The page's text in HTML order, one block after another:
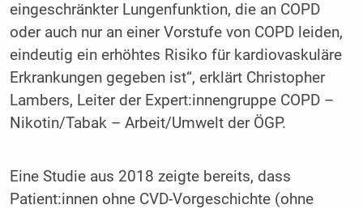
eingeschränkter Lungenfunktion, die an COPD
oder auch nur an einer Vorstufe von COPD leiden,
eindeutig ein erhöhtes Risiko für kardiovaskuläre
Erkrankungen gegeben ist“, erklärt Christopher
Lambers, Leiter der Expert:innengruppe COPD –
Nikotin/Tabak – Arbeit/Umwelt der ÖGP.
Eine Studie aus 2018 zeigte bereits, dass
Patient:innen ohne CVD-Vorgeschichte (ohne